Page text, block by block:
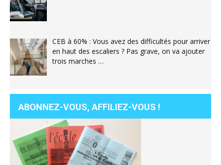
CEB à 60% : Vous avez des difficultés pour arriver
en haut des escaliers ? Pas grave, on va ajouter
trois marches …
ABONNEZ-VOUS, AFFILIEZ-VOUS !